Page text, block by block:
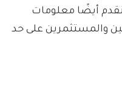
أيضًا معلومات
والمستثمرين على حد